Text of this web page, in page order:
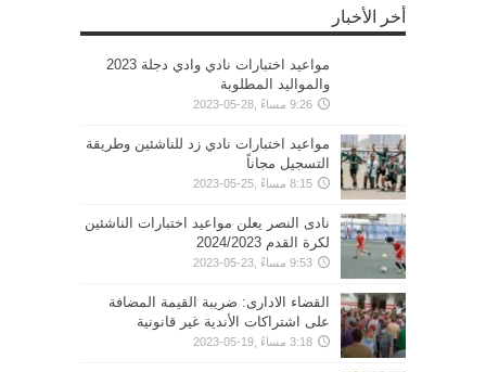
أخر الأخبار
مواعيد اختبارات نادي وادي دجلة 2023
والمواليد المطلوبة
9:26 مساءً ,28-05-2023
مواعيد اختبارات نادي زد للناشئين وطريقة
التسجيل مجاناً
8:15 مساءً ,25-05-2023
نادى النصر يعلن مواعيد اختبارات الناشئين
لكرة القدم 2024/2023
9:53 مساءً ,23-05-2023
القضاء الادارى: ضريبة القيمة المضافة
على اشتراكات الأندية غير قانونية
3:18 مساءً ,19-05-2023